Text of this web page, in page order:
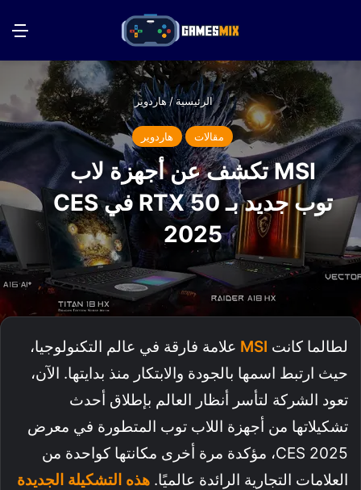
الرئيسية/هاردوير
مقالات هاردوير
MSI تكشف عن أجهزة لاب
توب جديد بـ RTX 50 في CES
2025
لطالما كانت MSI علامة فارقة في عالم التكنولوجيا،
حيث ارتبط اسمها بالجودة والابتكار منذ بدايتها. الآن،
تعود الشركة لتأسر أنظار العالم بإطلاق أحدث
تشكيلاتها من أجهزة اللاب توب المتطورة في معرض
CES 2025، مؤكدة مرة أخرى مكانتها كواحدة من
العلامات التجارية الرائدة عالميًا. هذه التشكيلة الجديدة